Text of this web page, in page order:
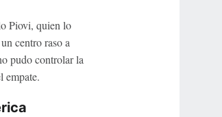
Piovi, quien lo
centro raso a
pudo controlar la
empate.